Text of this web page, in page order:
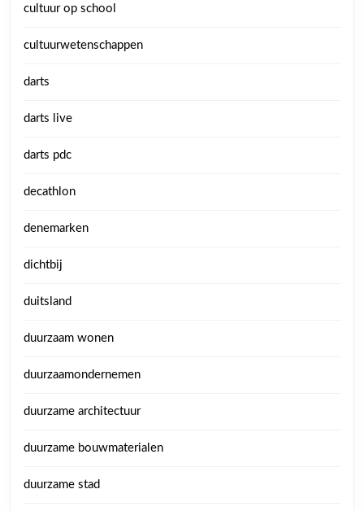
cultuur op school
cultuurwetenschappen
darts
darts live
darts pdc
decathlon
denemarken
dichtbij
duitsland
duurzaam wonen
duurzaamondernemen
duurzame architectuur
duurzame bouwmaterialen
duurzame stad